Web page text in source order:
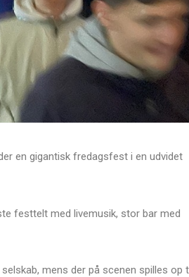
en gigantisk fredagsfest i en udvidet
festtelt med livemusik, stor bar med
mens der på scenen spilles op